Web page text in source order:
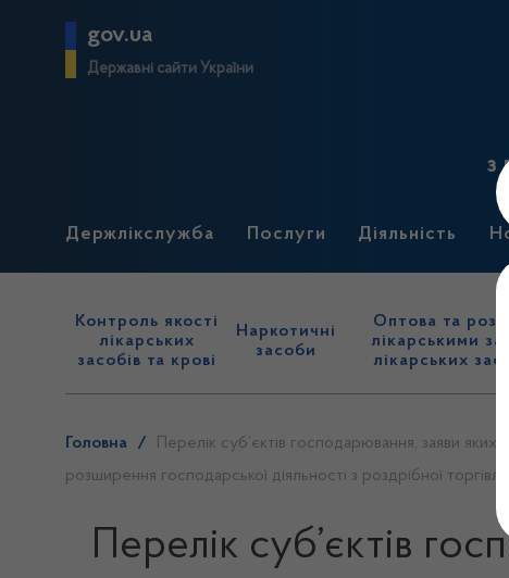
gov.ua
Державні сайти України
з
Держлікслужба Послуги Діяльність
Контроль якості
лікарських
засобів та крові
Наркотичні
засоби
Оптова та
лікарськими
лікарських
Головна /
Перелік суб’єктів господарювання, заяви яких
розширення господарської діяльності з роздрібної
Перелік суб’єктів